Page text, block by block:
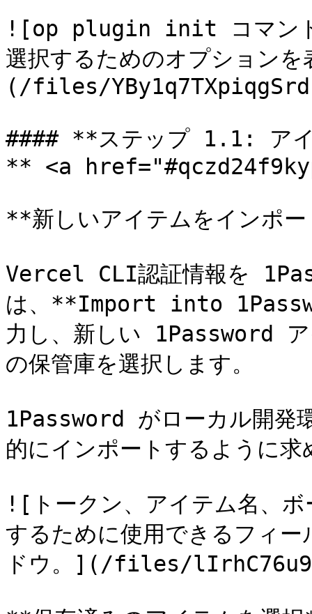
![op plugin init コマンド
選択するためのオプション
(/files/
#### **ステップ 1.1: アイ
** <a
**新しいアイテムをインポ
Vercel CLI認証情報を
は、**Import into
力し、新しい 1Password ア
の保管庫を選択します。
1Password がローカル開発
的にインポートするように求
![トークン、アイテム名、
するために使用できるフィ
ドウ。](/files/